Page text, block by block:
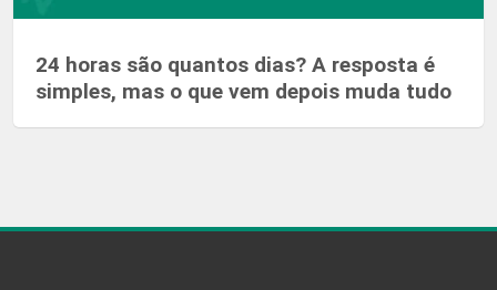
24 horas são quantos dias? A resposta é
simples, mas o que vem depois muda tudo